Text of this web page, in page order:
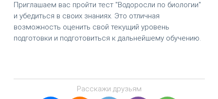
Приглашаем вас пройти тест "Водоросли по биологии"
и убедиться в своих знаниях. Это отличная
возможность оценить свой текущий уровень
подготовки и подготовиться к дальнейшему обучению.
Расскажи друзьям